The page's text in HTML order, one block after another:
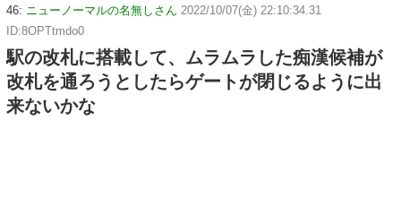
46: ニューノーマルの名無しさん 2022/10/07(金) 22:10:34.31
ID:8OPTtmdo0
駅の改札に搭載して、ムラムラした痴漢候補が
改札を通ろうとしたらゲートが閉じるように出
来ないかな